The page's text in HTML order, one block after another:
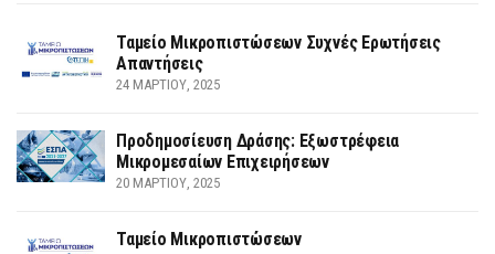
Ταμείο Μικροπιστώσεων Συχνές Ερωτήσεις
Απαντήσεις
24 ΜΑΡΤΊΟΥ, 2025
Προδημοσίευση Δράσης: Εξωστρέφεια
Μικρομεσαίων Επιχειρήσεων
20 ΜΑΡΤΊΟΥ, 2025
Ταμείο Μικροπιστώσεων